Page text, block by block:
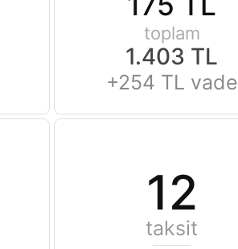
toplam
1.403 TL
+254 TL vade
12
taksit